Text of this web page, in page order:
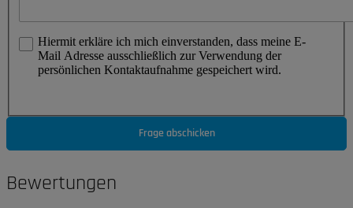
Hiermit erkläre ich mich einverstanden, dass meine E-
Mail Adresse ausschließlich zur Verwendung der
persönlichen Kontaktaufnahme gespeichert wird.
Frage abschicken
Bewertungen